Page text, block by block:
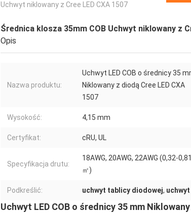
Uchwyt niklowany z Cree LED CXA 1507
Średnica klosza 35mm COB Uchwyt niklowany z
Opis
Nazwa produktu:
Uchwyt LED COB o średnicy 35
Niklowany z diodą Cree LED CXA
1507
Wysokość: 4,15 mm
Certyfikat: cRU, UL
Specyfikacja drutu:
18AWG, 20AWG, 22AWG (0,32-
㎡)
Podkreślić: uchwyt tablicy diodowej,
Uchwyt LED COB o średnicy 35 mm